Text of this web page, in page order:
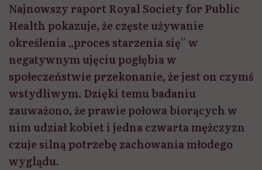
Najnowszy raport Royal Society for Public
Health pokazuje, że częste używanie
określenia „proces starzenia się” w
negatywnym ujęciu pogłębia w
społeczeństwie przekonanie, że jest on czymś
wstydliwym. Dzięki temu badaniu
zauważono, że prawie połowa biorących w
nim udział kobiet i jedna czwarta mężczyzn
czuje silną potrzebę zachowania młodego
wyglądu.